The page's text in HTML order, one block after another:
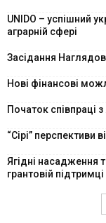
UNIDO – успішний
аграрній сфері
Засідання
Нові фінансові
Початок співпраці
“Сірі” перспективи
Ягідні насадження
грантовій підтримці